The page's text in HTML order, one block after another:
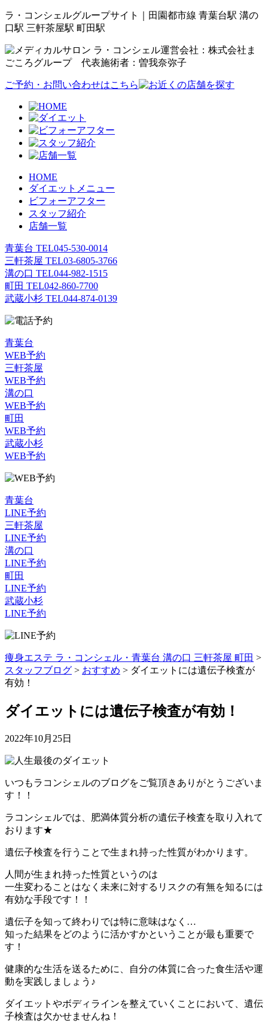
ラ・コンシェルグループサイト｜田園都市線 青葉台駅 溝の
口駅 三軒茶屋駅 町田駅
運営会社：株式会社ま
ごころグループ 代表施術者：曽我奈弥子
ご予約・お問い合わせはこちら
HOME
ダイエットメニュー
ビフォーアフター
スタッフ紹介
店舗一覧
青葉台 TEL045-530-0014
三軒茶屋 TEL03-6805-3766
溝の口 TEL044-982-1515
町田 TEL042-860-7700
武蔵小杉 TEL044-874-0139
青葉台
WEB予約
三軒茶屋
WEB予約
溝の口
WEB予約
町田
WEB予約
武蔵小杉
WEB予約
青葉台
LINE予約
三軒茶屋
LINE予約
溝の口
LINE予約
町田
LINE予約
武蔵小杉
LINE予約
痩身エステ ラ・コンシェル・青葉台 溝の口 三軒茶屋 町田 >
スタッフブログ > おすすめ > ダイエットには遺伝子検査が
有効！
ダイエットには遺伝子検査が有効！
2022年10月25日
いつもラコンシェルのブログをご覧頂きありがとうございま
す！！
ラコンシェルでは、肥満体質分析の遺伝子検査を取り入れて
おります★
遺伝子検査を行うことで生まれ持った性質がわかります。
人間が生まれ持った性質というのは
一生変わることはなく未来に対するリスクの有無を知るには
有効な手段です！！
遺伝子を知って終わりでは特に意味はなく…
知った結果をどのように活かすかということが最も重要で
す！
健康的な生活を送るために、自分の体質に合った食生活や運
動を実践しましょう♪
ダイエットやボディラインを整えていくことにおいて、遺伝
子検査は欠かせませんね！